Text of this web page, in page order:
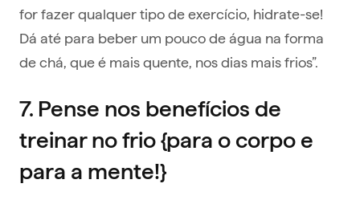
for fazer qualquer tipo de exercício, hidrate-se!
Dá até para beber um pouco de água na forma
de chá, que é mais quente, nos dias mais frios”.
7. Pense nos benefícios de
treinar no frio {para o corpo e
para a mente!}